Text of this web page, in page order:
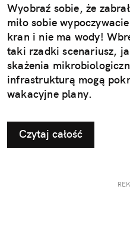
Wyobraź sobie, że
miło sobie
kran i nie ma wody!
taki rzadki scenariusz,
skażenia
infrastrukturą mogą
wakacyjne plany.
Czytaj całość